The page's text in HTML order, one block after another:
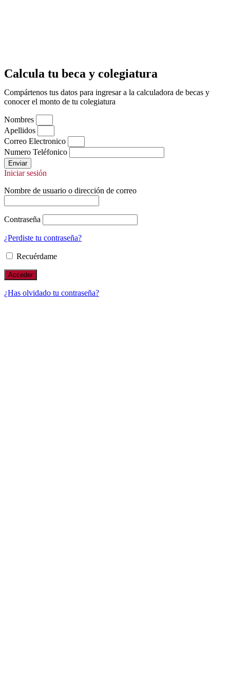
Calcula tu beca y colegiatura
Compártenos tus datos para ingresar a la calculadora de becas y
conocer el monto de tu colegiatura
Nombres
Apellidos
Correo Electronico
Numero Teléfonico
Enviar
Iniciar sesión
Nombre de usuario o dirección de correo
Contraseña
¿Perdiste tu contraseña?
Recuérdame
¿Has olvidado tu contraseña?